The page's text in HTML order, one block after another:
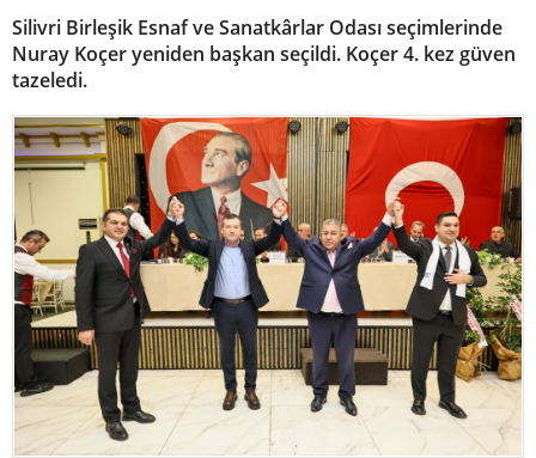
Silivri Birleşik Esnaf ve Sanatkârlar Odası seçimlerinde
Nuray Koçer yeniden başkan seçildi. Koçer 4. kez güven
tazeledi.